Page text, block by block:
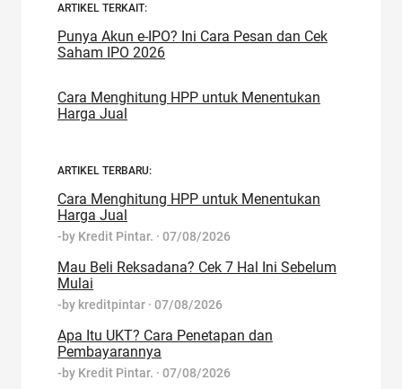
ARTIKEL TERKAIT:
Punya Akun e-IPO? Ini Cara Pesan dan Cek
Saham IPO 2026
Cara Menghitung HPP untuk Menentukan
Harga Jual
ARTIKEL TERBARU:
Cara Menghitung HPP untuk Menentukan
Harga Jual
-by Kredit Pintar. · 07/08/2026
Mau Beli Reksadana? Cek 7 Hal Ini Sebelum
Mulai
-by kreditpintar · 07/08/2026
Apa Itu UKT? Cara Penetapan dan
Pembayarannya
-by Kredit Pintar. · 07/08/2026